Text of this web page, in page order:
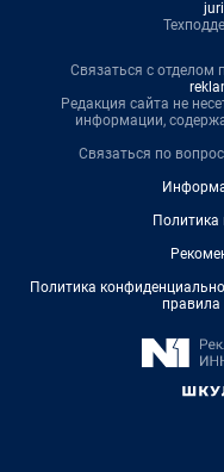
Связаться с отделом
Редакция сайта не
информации,
Связаться по
Политика
Политика
правила